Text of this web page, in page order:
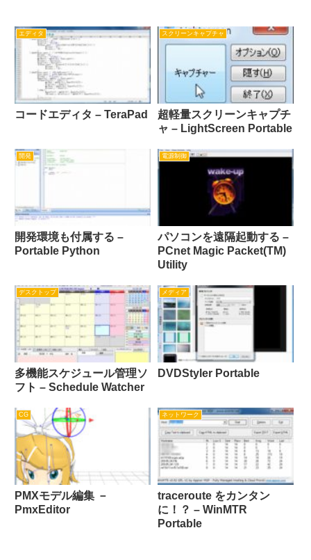
エディタ
コードエディタ – TeraPad
スクリーンキャプチャ
超軽量スクリーンキャプチ
ャ – LightScreen Portable
開発
開発環境も付属する –
Portable Python
電源制御
パソコンを遠隔起動する –
PCnet Magic Packet(TM)
Utility
デスクトップ
多機能スケジュール管理ソ
フト – Schedule Watcher
メディア
DVDStyler Portable
CG
PMXモデル編集 －
PmxEditor
ネットワーク
traceroute をカンタン
に！？ – WinMTR
Portable